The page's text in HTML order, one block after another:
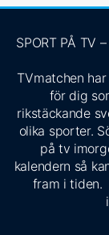
SPORT PÅ TV
TVmatchen
för dig
rikstäckande
olika sporter.
på tv
kalendern så
fram i tiden.